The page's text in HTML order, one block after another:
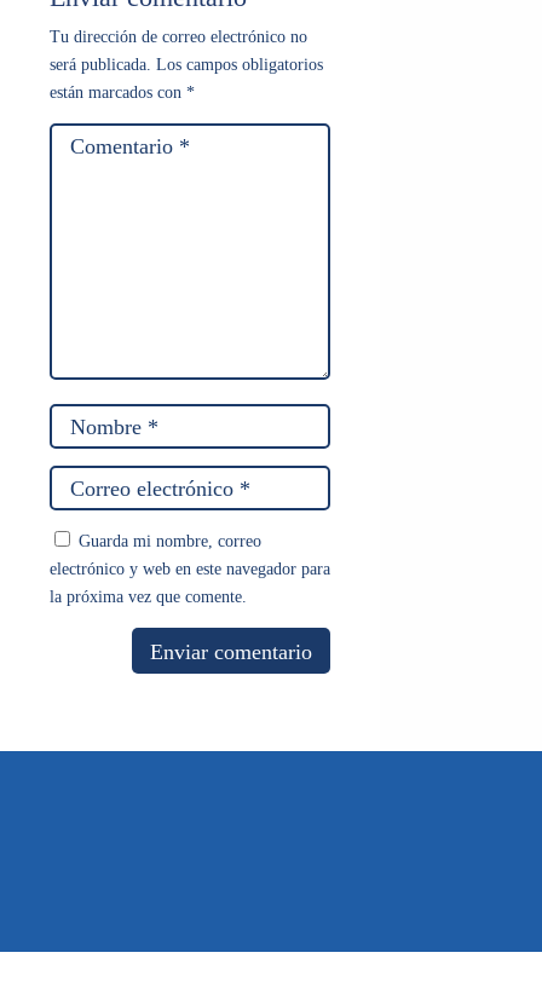
Tu dirección de correo electrónico no
será publicada. Los campos obligatorios
están marcados con *
Guarda mi nombre, correo
electrónico y web en este navegador para
la próxima vez que comente.